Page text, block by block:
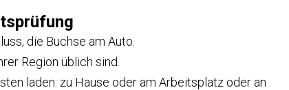
die Buchse am Auto.
Region üblich sind.
laden: zu Hause oder am Arbeitsplatz oder an